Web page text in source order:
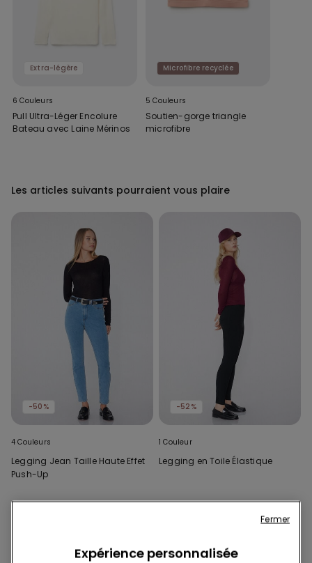
Extra-légère
6 Couleurs
Pull Ultra-Léger Encolure
Bateau avec Laine Mérinos
Microfibre recyclée
5 Couleurs
Soutien-gorge triangle
microfibre
Les articles suivants pourraient vous plaire
-50%
4 Couleurs
Legging Jean Taille Haute Effet
Push-Up
-52%
1 Couleur
Legging en Toile Élastique
Expérience personnalisée
Fermer